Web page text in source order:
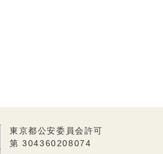
東京都公安委員会許可
第 304360208074